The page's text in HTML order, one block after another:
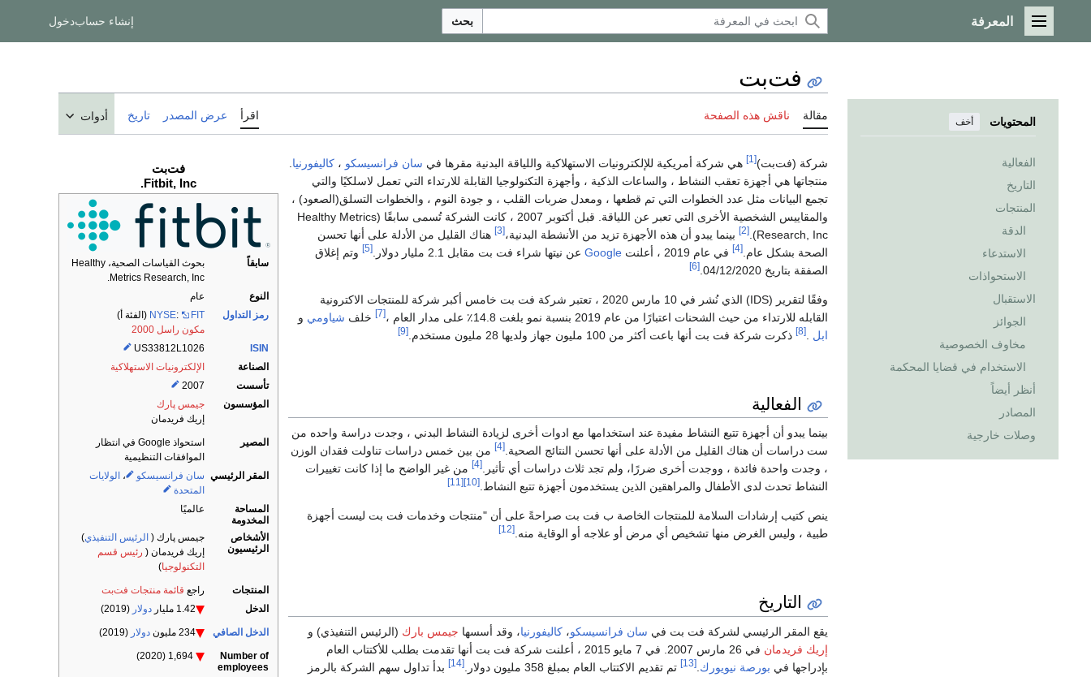
القائمة الرئيسية
المعرفة بحث إنشاء حسابدخول
المحتويات أخف
الفعالية
التاريخ
المنتجات
الدقة
الاستدعاء
الاستحواذات
الاستقبال
الجوائز
مخاوف الخصوصية
الاستخدام في قضايا المحكمة
أنظر أيضاً
المصادر
وصلات خارجية
فت‌بت
مقالة ناقش هذه الصفحة اقرأ عرض المصدر تاريخ أدوات
فت‌بت
Fitbit, Inc.
سابقاً
بحوث القياسات الصحية، Healthy
Metrics Research, Inc.
النوع
عام
رمز التداول
NYSE: FIT
(الفئة أ)
مكون راسل 2000
ISIN
US33812L1026
الصناعة
الإلكترونيات الاستهلاكية
تأسست
2007
المؤسسون
جيمس پارك
إريك فريدمان
المصير
استحواذ Google في انتظار
الموافقات التنظيمية
المقر الرئيسي سان فرانسيسكو ، الولايات
المتحدة
المساحة
المخدومة
عالميًا
الأشخاص
الرئيسيون
جيمس پارك ( الرئيس التنفيذي)
إريك فريدمان ( رئيس قسم
التكنولوجيا)
المنتجات راجع قائمة منتجات فت‌بت
الدخل
1.42 مليار دولار (2019)
الدخل الصافي 234 مليون دولار (2019)
Number of
employees
شركة (فت‌بت)[1] هي شركة أمريكية للإلكترونيات الاستهلاكية واللياقة البدنية مقرها في سان فرانسيسكو ، كاليفورنيا
منتجاتها هي أجهزة تعقب النشاط ، والساعات الذكية ، وأجهزة التكنولوجيا القابلة للارتداء التي تعمل لاسلكيًا والتي
تجمع البيانات مثل عدد الخطوات التي تم قطعها ، ومعدل ضربات القلب ، و جودة النوم ، والخطوات التسلق(الصعود) ،
والمقاييس الشخصية الأخرى التي تعبر عن اللياقة. قبل أكتوبر 2007 ، كانت الشركة تُسمى سابقًا (Healthy Metrics
Research, Inc).
[2] بينما يبدو أن هذه الأجهزة تزيد من الأنشطة البدنية،[3]
هناك القليل من الأدلة على أنها تحسن
الصحة بشكل عام. [4] في عام 2019 ، أعلنت Google عن نيتها شراء فت بت مقابل 2.1 مليار دولار. [5]
وتم إغلاق
الصفقة بتاريخ 04/12/2020.
[6]
وفقًا لتقرير (IDS) الذي نُشر في 10 مارس 2020 ، تعتبر شركة فت بت خامس أكبر شركة للمنتجات الاكترونية
القابله للارتداء من حيث الشحنات اعتبارًا من عام 2019 بنسبة نمو بلغت 14.8٪ على مدار العام ،
[7] خلف شياومي و
ابل
[8] ذكرت شركة فت بت أنها باعت أكثر من 100 مليون جهاز ولديها 28 مليون مستخدم. [9]
الفعالية
بينما يبدو أن أجهزة تتبع النشاط مفيدة عند استخدامها مع ادوات أخرى لزيادة النشاط البدني ، وجدت دراسة واحده من
ست دراسات أن هناك القليل من الأدلة على أنها تحسن النتائج الصحية.[4]
من بين خمس دراسات تناولت فقدان الوزن
، وجدت واحدة فائدة ، ووجدت أخرى ضررًا، ولم تجد ثلاث دراسات أي تأثير.[4]
من غير الواضح ما إذا كانت تغييرات
النشاط تحدث لدى الأطفال والمراهقين الذين يستخدمون أجهزة تتبع النشاط.[10]
[11]
ينص كتيب إرشادات السلامة للمنتجات الخاصة ب فت بت صراحةً على أن "منتجات وخدمات فت بت ليست أجهزة
طبية ، وليس الغرض منها تشخيص أي مرض أو علاجه أو الوقاية منه.[12]
التاريخ
يقع المقر الرئيسي لشركة فت بت في سان فرانسيسكو، كاليفورنيا، وقد أسسها جيمس بارك (الرئيس التنفيذي) و
إريك فريدمان
في 26 مارس 2007. في 7 مايو 2015 ، أعلنت شركة فت بت أنها تقدمت بطلب للأكتتاب العام
بإدراجها في بورصة نيويورك [13] تم تقديم الاكتتاب العام بمبلغ 358 مليون دولار. [14]
بدأ تداول سهم الشركة بالرمز